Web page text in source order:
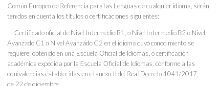
Común Europeo de Referencia para las Lenguas de cualquier idioma, serán
tenidos en cuenta los títulos o certificaciones siguientes:
– Certificado oficial de Nivel Intermedio B1, o Nivel Intermedio B2 o Nivel
Avanzado C1 o Nivel Avanzado C2 en el idioma cuyo conocimiento se
requiere, obtenido en una Escuela Oficial de Idiomas, o certificación
académica expedida por la Escuela Oficial de Idiomas, conforme a las
equivalencias establecidas en el anexo II del Real Decreto 1041/2017,
de 22 de diciembre.